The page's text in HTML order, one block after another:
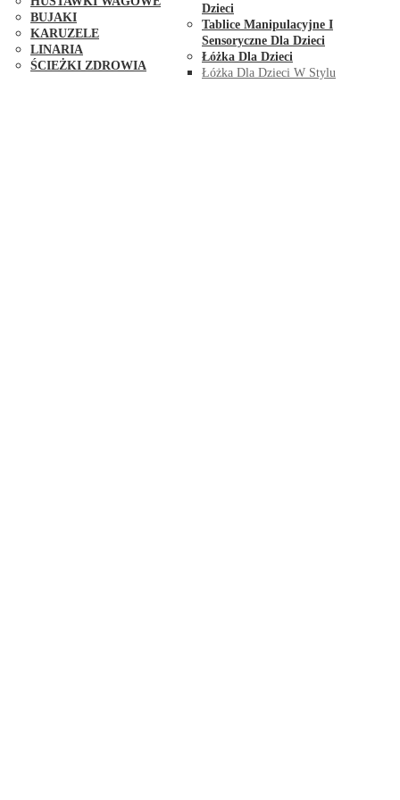
BUJAKI
KARUZELE
LINARIA
ŚCIEŻKI ZDROWIA
Dzieci
Tablice Manipulacyjne I
Sensoryczne Dla Dzieci
Łóżka Dla Dzieci
Łóżka Dla Dzieci W Stylu